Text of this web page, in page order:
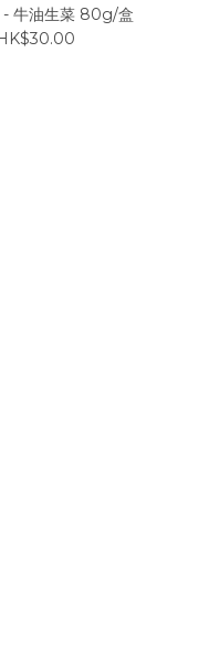
- 牛油生菜 80g/盒